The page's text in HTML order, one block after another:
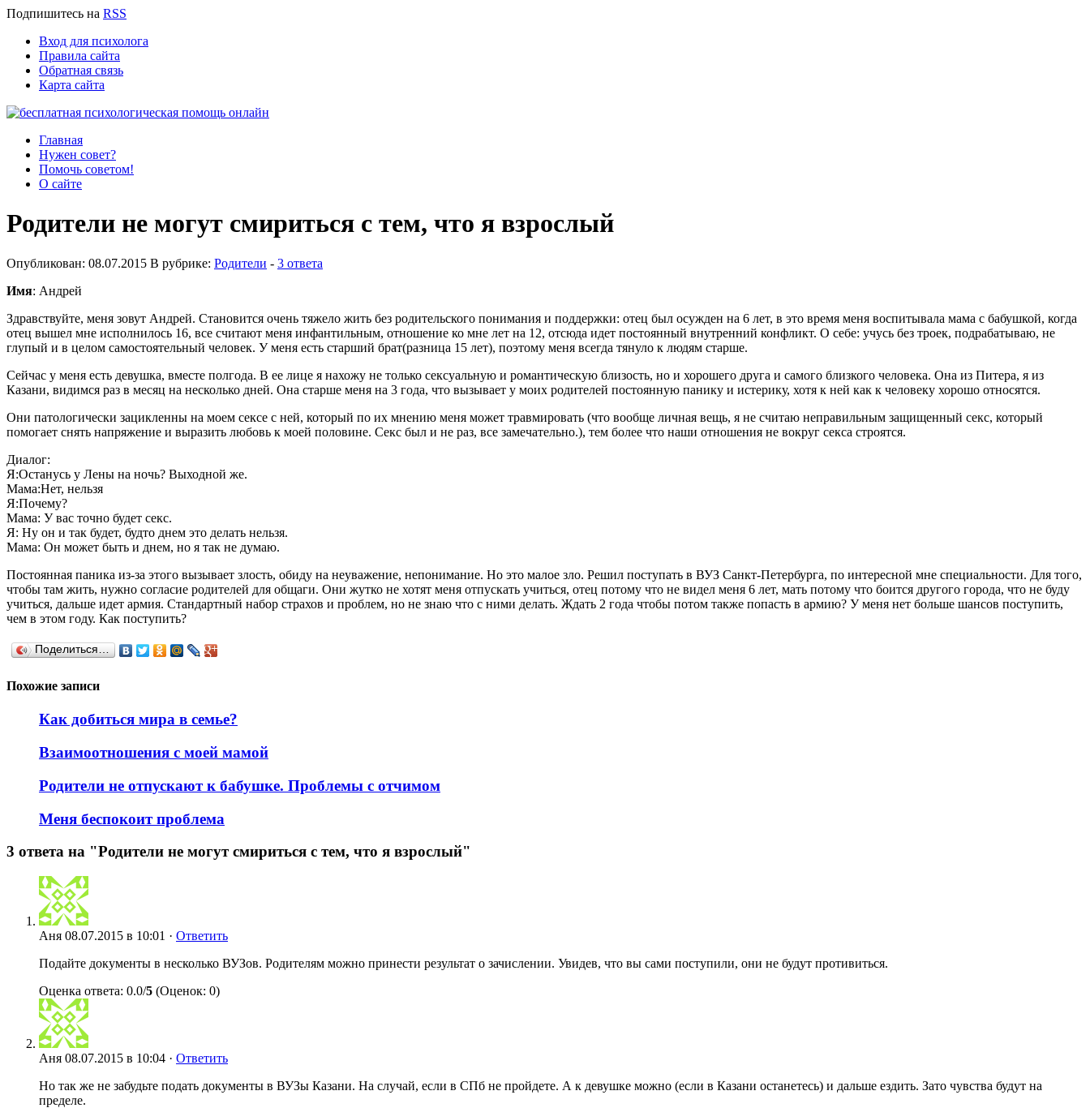
Подпишитесь на RSS
Вход для психолога
Правила сайта
Обратная связь
Карта сайта
Главная
Нужен совет?
Помочь советом!
О сайте
Родители не могут смириться с тем, что я взрослый
Опубликован: 08.07.2015 В рубрике: Родители - 3 ответа
Имя: Андрей
Здравствуйте, меня зовут Андрей. Становится очень тяжело жить без родительского понимания и поддержки: отец был осужден на 6 лет, в это время меня воспитывала мама с бабушкой, когда
отец вышел мне исполнилось 16, все считают меня инфантильным, отношение ко мне лет на 12, отсюда идет постоянный внутренний конфликт. О себе: учусь без троек, подрабатываю, не
глупый и в целом самостоятельный человек. У меня есть старший брат(разница 15 лет), поэтому меня всегда тянуло к людям старше.
Сейчас у меня есть девушка, вместе полгода. В ее лице я нахожу не только сексуальную и романтическую близость, но и хорошего друга и самого близкого человека. Она из Питера, я из
Казани, видимся раз в месяц на несколько дней. Она старше меня на 3 года, что вызывает у моих родителей постоянную панику и истерику, хотя к ней как к человеку хорошо относятся.
Они патологически зацикленны на моем сексе с ней, который по их мнению меня может травмировать (что вообще личная вещь, я не считаю неправильным защищенный секс, который
помогает снять напряжение и выразить любовь к моей половине. Секс был и не раз, все замечательно.), тем более что наши отношения не вокруг секса строятся.
Диалог:
Я:Останусь у Лены на ночь? Выходной же.
Мама:Нет, нельзя
Я:Почему?
Мама: У вас точно будет секс.
Я: Ну он и так будет, будто днем это делать нельзя.
Мама: Он может быть и днем, но я так не думаю.
Постоянная паника из-за этого вызывает злость, обиду на неуважение, непонимание. Но это малое зло. Решил поступать в ВУЗ Санкт-Петербурга, по интересной мне специальности. Для того,
чтобы там жить, нужно согласие родителей для общаги. Они жутко не хотят меня отпускать учиться, отец потому что не видел меня 6 лет, мать потому что боится другого города, что не буду
учиться, дальше идет армия. Стандартный набор страхов и проблем, но не знаю что с ними делать. Ждать 2 года чтобы потом также попасть в армию? У меня нет больше шансов поступить,
чем в этом году. Как поступить?
Поделиться…
Похожие записи
Как добиться мира в семье?
Взаимоотношения с моей мамой
Родители не отпускают к бабушке. Проблемы с отчимом
Меня беспокоит проблема
3 ответа на "Родители не могут смириться с тем, что я взрослый"
Аня 08.07.2015 в 10:01 · Ответить
Подайте документы в несколько ВУЗов. Родителям можно принести результат о зачислении. Увидев, что вы сами поступили, они не будут противиться.
Оценка ответа: 0.0/5 (Оценок: 0)
Аня 08.07.2015 в 10:04 · Ответить
Но так же не забудьте подать документы в ВУЗы Казани. На случай, если в СПб не пройдете. А к девушке можно (если в Казани останетесь) и дальше ездить. Зато чувства будут на
пределе.